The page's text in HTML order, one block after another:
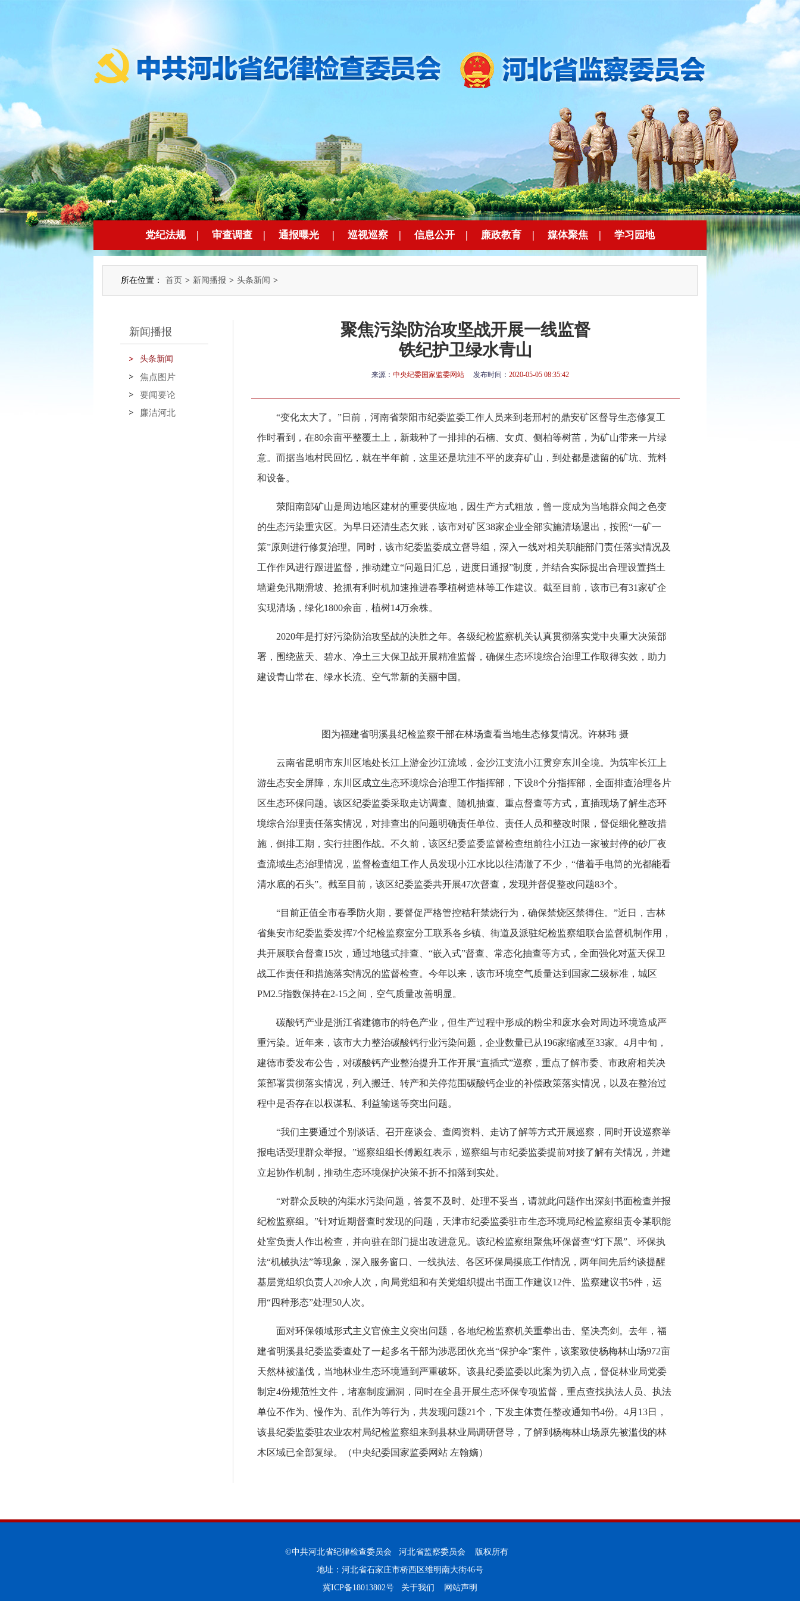
党纪法规 | 审查调查 | 通报曝光 | 巡视巡察 | 信息公开 | 廉政教育 | 媒体聚焦 | 学习园地
所在位置： 首页 > 新闻播报 > 头条新闻 >
新闻播报
头条新闻
焦点图片
要闻要论
廉洁河北
聚焦污染防治攻坚战开展一线监督
铁纪护卫绿水青山
来源： 中央纪委国家监委网站 发布时间： 2020-05-05 08:35:42
“变化太大了。”日前，河南省荥阳市纪委监委工作人员来到老邢村的鼎安矿区督导生态修复工
作时看到，在80余亩平整覆土上，新栽种了一排排的石楠、女贞、侧柏等树苗，为矿山带来一片绿
意。而据当地村民回忆，就在半年前，这里还是坑洼不平的废弃矿山，到处都是遗留的矿坑、荒料
和设备。
荥阳南部矿山是周边地区建材的重要供应地，因生产方式粗放，曾一度成为当地群众闻之色变
的生态污染重灾区。为早日还清生态欠账，该市对矿区38家企业全部实施清场退出，按照“一矿一
策”原则进行修复治理。同时，该市纪委监委成立督导组，深入一线对相关职能部门责任落实情况及
工作作风进行跟进监督，推动建立“问题日汇总，进度日通报”制度，并结合实际提出合理设置挡土
墙避免汛期滑坡、抢抓有利时机加速推进春季植树造林等工作建议。截至目前，该市已有31家矿企
实现清场，绿化1800余亩，植树14万余株。
2020年是打好污染防治攻坚战的决胜之年。各级纪检监察机关认真贯彻落实党中央重大决策部
署，围绕蓝天、碧水、净土三大保卫战开展精准监督，确保生态环境综合治理工作取得实效，助力
建设青山常在、绿水长流、空气常新的美丽中国。
图为福建省明溪县纪检监察干部在林场查看当地生态修复情况。许林玮 摄
云南省昆明市东川区地处长江上游金沙江流域，金沙江支流小江贯穿东川全境。为筑牢长江上
游生态安全屏障，东川区成立生态环境综合治理工作指挥部，下设8个分指挥部，全面排查治理各片
区生态环保问题。该区纪委监委采取走访调查、随机抽查、重点督查等方式，直插现场了解生态环
境综合治理责任落实情况，对排查出的问题明确责任单位、责任人员和整改时限，督促细化整改措
施，倒排工期，实行挂图作战。不久前，该区纪委监委监督检查组前往小江边一家被封停的砂厂夜
查流域生态治理情况，监督检查组工作人员发现小江水比以往清澈了不少，“借着手电筒的光都能看
清水底的石头”。截至目前，该区纪委监委共开展47次督查，发现并督促整改问题83个。
“目前正值全市春季防火期，要督促严格管控秸秆禁烧行为，确保禁烧区禁得住。”近日，吉林
省集安市纪委监委发挥7个纪检监察室分工联系各乡镇、街道及派驻纪检监察组联合监督机制作用，
共开展联合督查15次，通过地毯式排查、“嵌入式”督查、常态化抽查等方式，全面强化对蓝天保卫
战工作责任和措施落实情况的监督检查。今年以来，该市环境空气质量达到国家二级标准，城区
PM2.5指数保持在2-15之间，空气质量改善明显。
碳酸钙产业是浙江省建德市的特色产业，但生产过程中形成的粉尘和废水会对周边环境造成严
重污染。近年来，该市大力整治碳酸钙行业污染问题，企业数量已从196家缩减至33家。4月中旬，
建德市委发布公告，对碳酸钙产业整治提升工作开展“直插式”巡察，重点了解市委、市政府相关决
策部署贯彻落实情况，列入搬迁、转产和关停范围碳酸钙企业的补偿政策落实情况，以及在整治过
程中是否存在以权谋私、利益输送等突出问题。
“我们主要通过个别谈话、召开座谈会、查阅资料、走访了解等方式开展巡察，同时开设巡察举
报电话受理群众举报。”巡察组组长傅殿红表示，巡察组与市纪委监委提前对接了解有关情况，并建
立起协作机制，推动生态环境保护决策不折不扣落到实处。
“对群众反映的沟渠水污染问题，答复不及时、处理不妥当，请就此问题作出深刻书面检查并报
纪检监察组。”针对近期督查时发现的问题，天津市纪委监委驻市生态环境局纪检监察组责令某职能
处室负责人作出检查，并向驻在部门提出改进意见。该纪检监察组聚焦环保督查“灯下黑”、环保执
法“机械执法”等现象，深入服务窗口、一线执法、各区环保局摸底工作情况，两年间先后约谈提醒
基层党组织负责人20余人次，向局党组和有关党组织提出书面工作建议12件、监察建议书5件，运
用“四种形态”处理50人次。
面对环保领域形式主义官僚主义突出问题，各地纪检监察机关重拳出击、坚决亮剑。去年，福
建省明溪县纪委监委查处了一起多名干部为涉恶团伙充当“保护伞”案件，该案致使杨梅林山场972亩
天然林被滥伐，当地林业生态环境遭到严重破坏。该县纪委监委以此案为切入点，督促林业局党委
制定4份规范性文件，堵塞制度漏洞，同时在全县开展生态环保专项监督，重点查找执法人员、执法
单位不作为、慢作为、乱作为等行为，共发现问题21个，下发主体责任整改通知书4份。4月13日，
该县纪委监委驻农业农村局纪检监察组来到县林业局调研督导，了解到杨梅林山场原先被滥伐的林
木区域已全部复绿。（中央纪委国家监委网站 左翰嫡）
©中共河北省纪律检查委员会 河北省监察委员会 版权所有
地址：河北省石家庄市桥西区维明南大街46号
冀ICP备18013802号
关于我们 网站声明